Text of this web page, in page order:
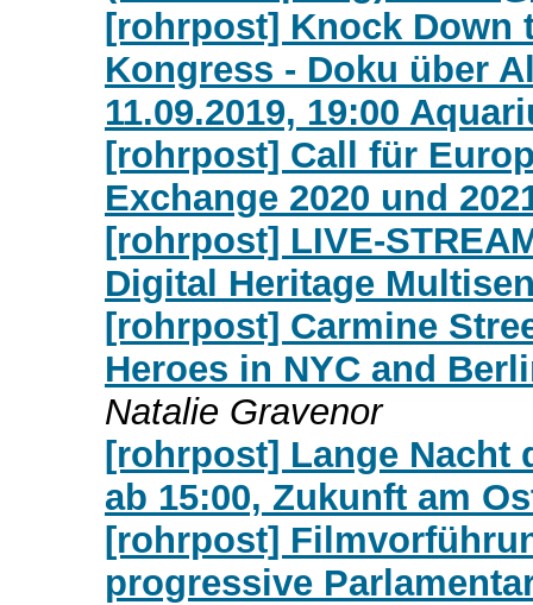
[rohrpost] Knock Down
Kongress - Doku über
11.09.2019, 19:00
[rohrpost] Call für
Exchange 2020 und
[rohrpost] LIVE-
Digital Heritage
[rohrpost] Carmine
Heroes in NYC and
Natalie Gravenor
[rohrpost] Lange Nacht
ab 15:00, Zukunft am
[rohrpost]
progressive